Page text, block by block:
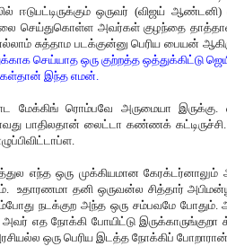
ஈடுபட்டிருக்கும் ஒருவர் (விஜய்
செய்துகொள்ள அவர்கள் குழந்தை
சுத்தாம படக்குன்னு பெரிய பையன்
செய்யாத ஒரு குற்றத்த ஒத்துக்கிட்டு
இந்த எமன்.
மேக்கிங் ரொம்பவே அருமையா இருக்கு.
பாதிலதான் லைட்டா கண்ணக்
எந்த ஒரு முக்கியமான
உதாரணமா தனி ஒருவன்ல சித்தார்
நடக்குற அந்த ஒரு சம்பவமே
அவர் எத நோக்கி போயிட்டு
ஒரு பெரிய இடத்த நோக்கிப்